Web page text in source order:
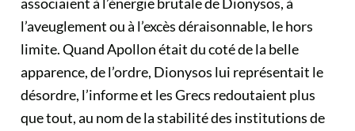
l’aveuglement ou à l’excès déraisonnable, le hors
limite. Quand Apollon était du coté de la belle
apparence, de l’ordre, Dionysos lui représentait le
désordre, l’informe et les Grecs redoutaient plus
que tout, au nom de la stabilité des institutions de